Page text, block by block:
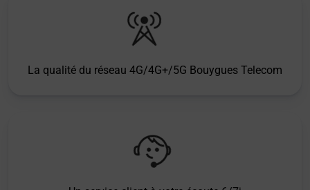
La qualité du réseau 4G/4G+/5G Bouygues Telecom